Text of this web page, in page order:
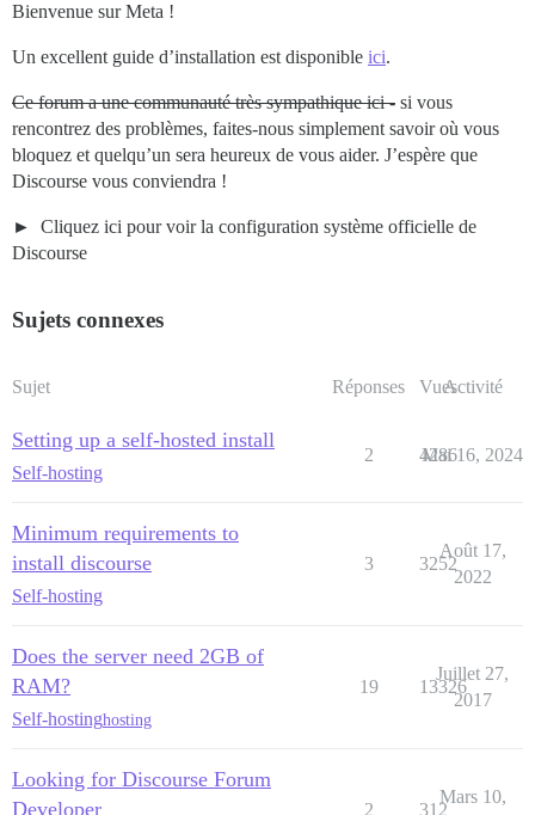
Bienvenue sur Meta !
Un excellent guide d’installation est disponible ici.
Ce forum a une communauté très sympathique ici - si vous
rencontrez des problèmes, faites-nous simplement savoir où vous
bloquez et quelqu’un sera heureux de vous aider. J’espère que
Discourse vous conviendra !
Cliquez ici pour voir la configuration système officielle de
Discourse
Sujets connexes
Sujet Réponses VuesActivité
Setting up a self-hosted install
Self-hosting
2 4286
Mai 16, 2024
Minimum requirements to
install discourse
Self-hosting
3 3252
Août 17,
2022
Does the server need 2GB of
RAM?
Self-hostinghosting
19 13326
Juillet 27,
2017
Looking for Discourse Forum
Developer
2 312
Mars 10,